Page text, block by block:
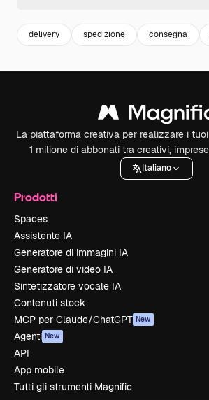
delivery spedizione consegna
La piattaforma creativa per realizzare i
1 milione di abbonati tra creativi,
Italiano
Prodotti
Spaces
Assistente IA
Generatore di immagini IA
Generatore di video IA
Sintetizzatore vocale IA
Contenuti stock
MCP per Claude/ChatGPT New
Agenti New
API
App mobile
Tutti gli strumenti Magnific